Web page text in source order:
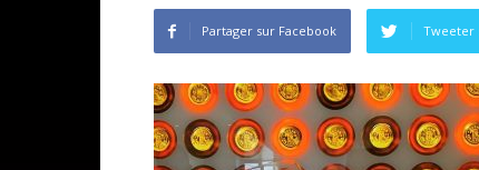
Partager sur Facebook Tweeter